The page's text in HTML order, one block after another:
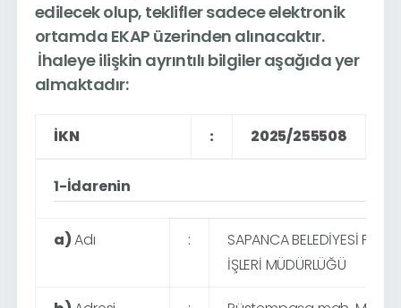
edilecek olup, teklifler sadece elektronik
ortamda EKAP üzerinden alınacaktır.
İhaleye ilişkin ayrıntılı bilgiler aşağıda yer
almaktadır:
İKN : 2025/255508
1-İdarenin
a)Adı :
SAPANCA BELEDİYESİ FEN
İŞLERİ MÜDÜRLÜĞÜ